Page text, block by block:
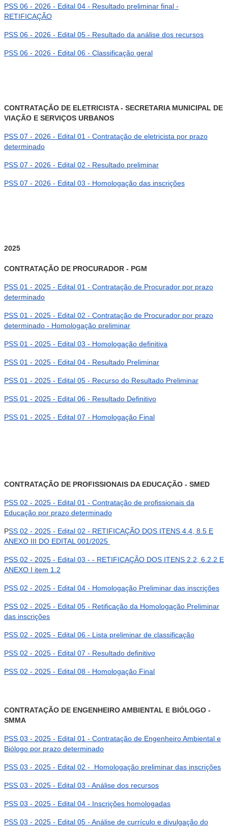
PSS 06 - 2026 - Edital 04 - Resultado preliminar final -
RETIFICAÇÃO
PSS 06 - 2026 - Edital 05 - Resultado da análise dos recursos
PSS 06 - 2026 - Edital 06 - Classificação geral
CONTRATAÇÃO DE ELETRICISTA - SECRETARIA MUNICIPAL DE
VIAÇÃO E SERVIÇOS URBANOS
PSS 07 - 2026 - Edital 01 - Contratação de eletricista por prazo
determinado
PSS 07 - 2026 - Edital 02 - Resultado preliminar
PSS 07 - 2026 - Edital 03 - Homologação das inscrições
2025
CONTRATAÇÃO DE PROCURADOR - PGM
PSS 01 - 2025 - Edital 01 - Contratação de Procurador por prazo
determinado
PSS 01 - 2025 - Edital 02 - Contratação de Procurador por prazo
determinado - Homologação preliminar
PSS 01 - 2025 - Edital 03 - Homologação definitiva
PSS 01 - 2025 - Edital 04 - Resultado Preliminar
PSS 01 - 2025 - Edital 05 - Recurso do Resultado Preliminar
PSS 01 - 2025 - Edital 06 - Resultado Definitivo
PSS 01 - 2025 - Edital 07 - Homologação Final
CONTRATAÇÃO DE PROFISSIONAIS DA EDUCAÇÃO - SMED
PSS 02 - 2025 - Edital 01 - Contratação de profissionais da
Educação por prazo determinado
PSS 02 - 2025 - Edital 02 - RETIFICAÇÃO DOS ITENS 4.4, 8.5 E
ANEXO III DO EDITAL 001/2025
PSS 02 - 2025 - Edital 03 - - RETIFICAÇÃO DOS ITENS 2.2, 6.2.2 E
ANEXO I item 1.2
PSS 02 - 2025 - Edital 04 - Homologação Preliminar das inscrições
PSS 02 - 2025 - Edital 05 - Retificação da Homologação Preliminar
das inscrições
PSS 02 - 2025 - Edital 06 - Lista preliminar de classificação
PSS 02 - 2025 - Edital 07 - Resultado definitivo
PSS 02 - 2025 - Edital 08 - Homologação Final
CONTRATAÇÃO DE ENGENHEIRO AMBIENTAL E BIÓLOGO -
SMMA
PSS 03 - 2025 - Edital 01 - Contratação de Engenheiro Ambiental e
Biólogo por prazo determinado
PSS 03 - 2025 - Edital 02 - Homologação preliminar das inscrições
PSS 03 - 2025 - Edital 03 - Análise dos recursos
PSS 03 - 2025 - Edital 04 - Inscrições homologadas
PSS 03 - 2025 - Edital 05 - Análise de currículo e divulgação do